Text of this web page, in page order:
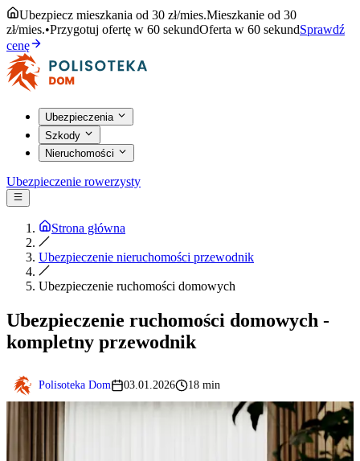
Ubezpiecz mieszkania od 30 zł/mies.Mieszkanie od 30
zł/mies.•Przygotuj ofertę w 60 sekundOferta w 60 sekundSprawdź
cenę
Ubezpieczenia
Szkody
Nieruchomości
Ubezpieczenie rowerzysty
Strona główna
Ubezpieczenie nieruchomości przewodnik
Ubezpieczenie ruchomości domowych
Ubezpieczenie ruchomości domowych -
kompletny przewodnik
Polisoteka Dom 03.01.2026 18 min